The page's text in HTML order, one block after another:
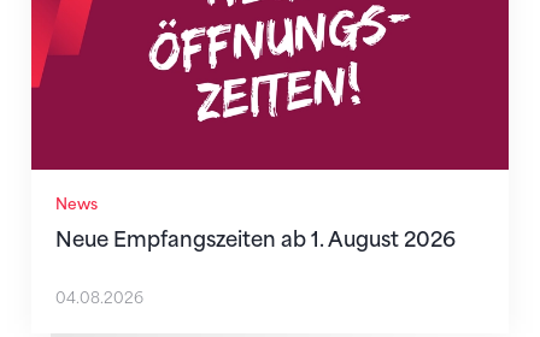
News
Neue Empfangszeiten ab 1. August 2026
04.08.2026